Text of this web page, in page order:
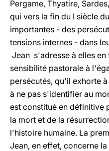
Pergame, Thyatire,
qui vers la fin du I siècle
importantes - des
tensions internes - dans
Jean s'adresse à elles
sensibilité pastorale à
persécutés, qu'il exhorte
à ne pas s'identifier au
est constitué en définitive
la mort et de la
l'histoire humaine. La
Jean, en effet, concerne